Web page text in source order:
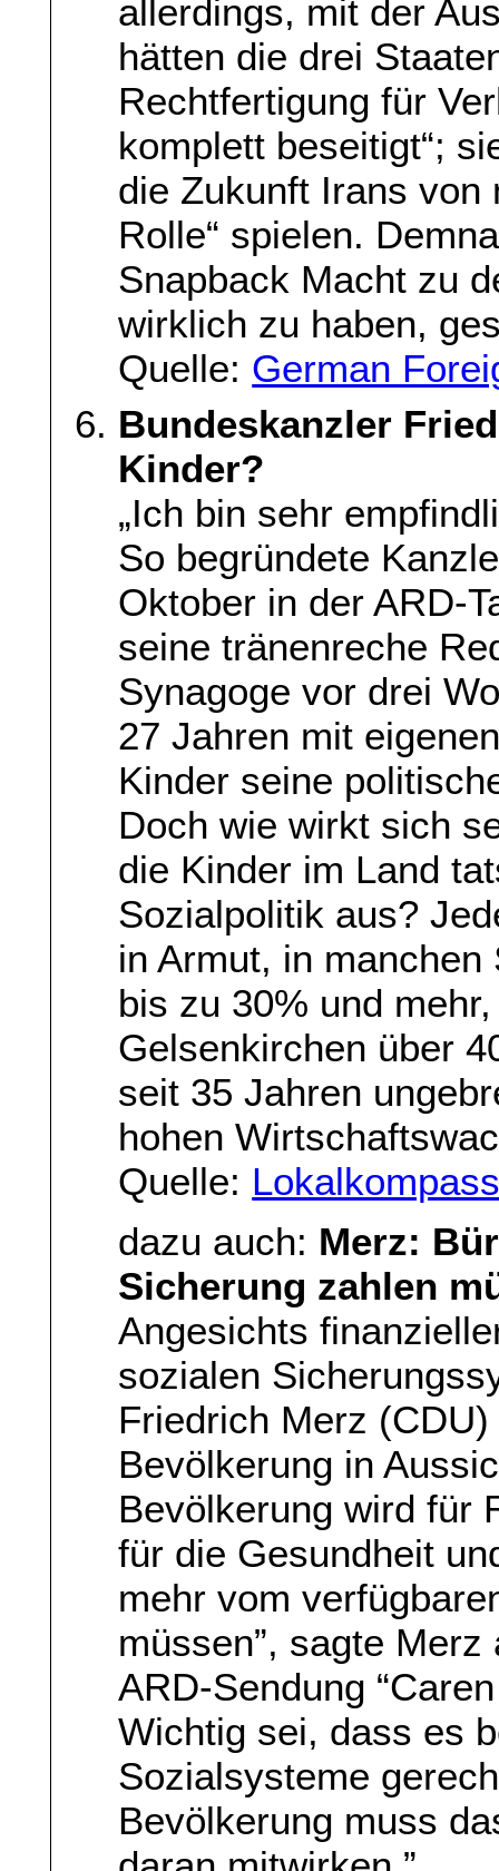
allerdings, mit der
hätten die drei
Rechtfertigung für
komplett beseitigt“;
die Zukunft Irans von
Rolle“ spielen.
Snapback Macht zu
wirklich zu haben,
Quelle: German
Bundeskanzler
Kinder?
„Ich bin sehr
So begründete
Oktober in der ARD-
seine tränenreche
Synagoge vor drei
27 Jahren mit
Kinder seine
Doch wie wirkt sich
die Kinder im Land
Sozialpolitik aus?
in Armut, in
bis zu 30% und
Gelsenkirchen über
seit 35 Jahren
hohen
Quelle:
dazu auch: Merz:
Sicherung zahlen
Angesichts
sozialen
Friedrich Merz
Bevölkerung in
Bevölkerung wird für
für die Gesundheit
mehr vom
müssen”, sagte
ARD-Sendung
Wichtig sei, dass es
Sozialsysteme
Bevölkerung muss